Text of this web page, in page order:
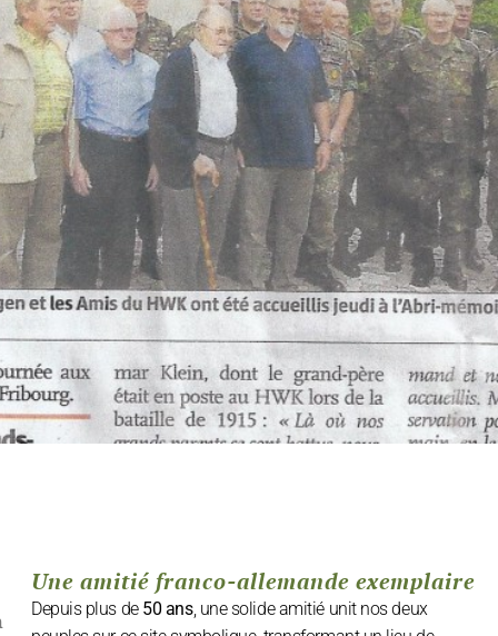
Une amitié franco-allemande exemplaire
Depuis plus de 50 ans, une solide amitié unit nos deux